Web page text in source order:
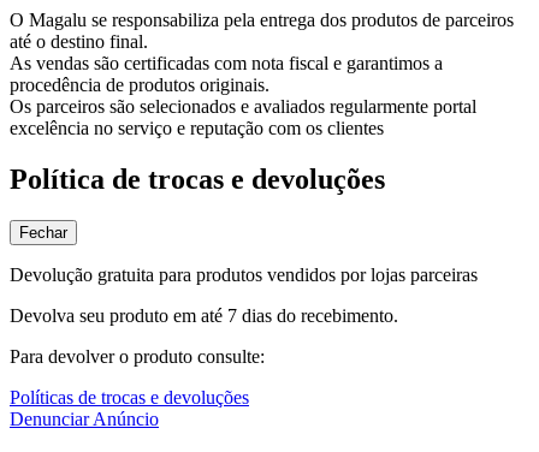
O Magalu se responsabiliza pela entrega dos produtos de parceiros
até o destino final.
As vendas são certificadas com nota fiscal e garantimos a
procedência de produtos originais.
Os parceiros são selecionados e avaliados regularmente portal
excelência no serviço e reputação com os clientes
Política de trocas e devoluções
Fechar
Devolução gratuita para produtos vendidos por lojas parceiras
Devolva seu produto em até 7 dias do recebimento.
Para devolver o produto consulte:
Políticas de trocas e devoluções
Denunciar Anúncio